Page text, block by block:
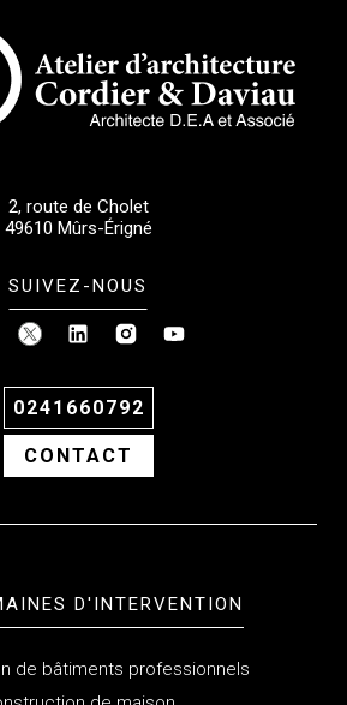
2, route de Cholet
49610 Mûrs-Érigné
SUIVEZ-NOUS
0241660792
CONTACT
D'INTERVENTION
de bâtiments professionnels